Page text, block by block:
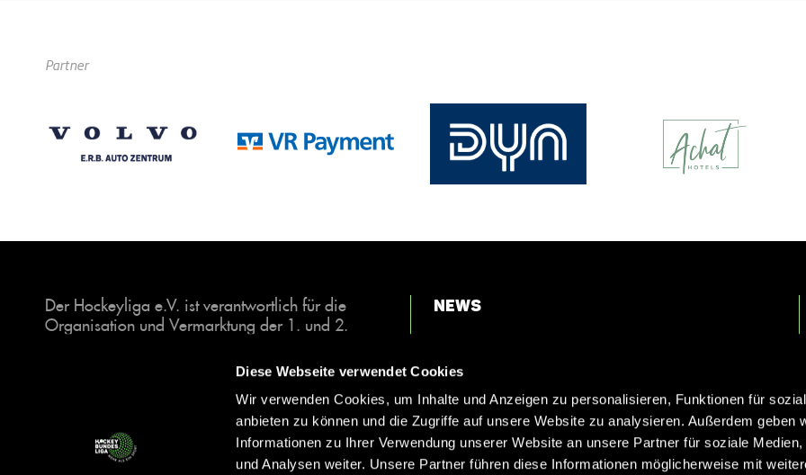
Diese Webseite verwendet Cookies
Wir verwenden Cookies, um Inhalte und Anzeigen zu personalisieren, Funktionen für
anbieten zu können und die Zugriffe auf unsere Website zu analysieren. Außerdem geben
Informationen zu Ihrer Verwendung unserer Website an unsere Partner für soziale Medien,
und Analysen weiter. Unsere Partner führen diese Informationen möglicherweise mit
Partner
Der Hockeyliga e.V. ist verantwortlich für die
Organisation und Vermarktung der 1. und 2.
Halle. Insgesamt sind über 60 Vereine unter dem
Dach der Hockeyliga organisiert, sowohl im
Herren als auch im Damen Bereich.
News
Kontakt